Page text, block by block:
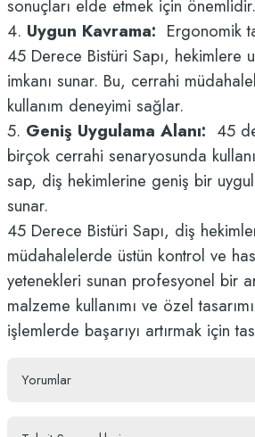
sonuçları elde etmek için önemlidir.
4. Uygun Kavrama: Ergonomik
45 Derece Bistüri Sapı, hekimlere
imkanı sunar. Bu, cerrahi
kullanım deneyimi sağlar.
5. Geniş Uygulama Alanı: 45
birçok cerrahi senaryosunda
sap, diş hekimlerine geniş bir
sunar.
45 Derece Bistüri Sapı, diş
müdahalelerde üstün kontrol ve
yetenekleri sunan profesyonel bir
malzeme kullanımı ve özel
işlemlerde başarıyı artırmak için
Yorumlar